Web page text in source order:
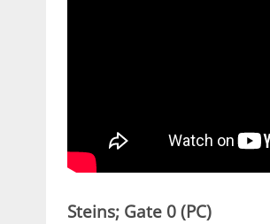
Steins; Gate 0 (PC)